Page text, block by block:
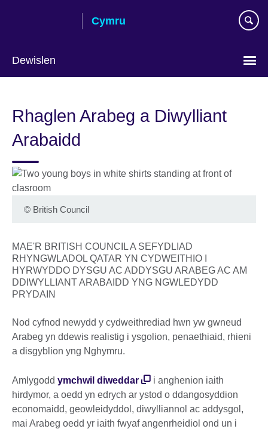
Cymru
Dewislen
language
Rhaglen Arabeg a Diwylliant
Arabaidd
© British Council
MAE'R BRITISH COUNCIL A SEFYDLIAD
RHYNGWLADOL QATAR YN CYDWEITHIO I
HYRWYDDO DYSGU AC ADDYSGU ARABEG AC AM
DDIWYLLIANT ARABAIDD YNG NGWLEDYDD
PRYDAIN
Nod cyfnod newydd y cydweithrediad hwn yw gwneud
Arabeg yn ddewis realistig i ysgolion, penaethiaid, rhieni
a disgyblion yng Nghymru.
Amlygodd ymchwil diweddar
i anghenion iaith
hirdymor, a oedd yn edrych ar ystod o ddangosyddion
economaidd, geowleidyddol, diwylliannol ac addysgol,
mai Arabeg oedd yr iaith fwyaf angenrheidiol ond un i